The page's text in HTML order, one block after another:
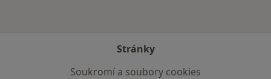
Stránky
Soukromí a soubory cookies